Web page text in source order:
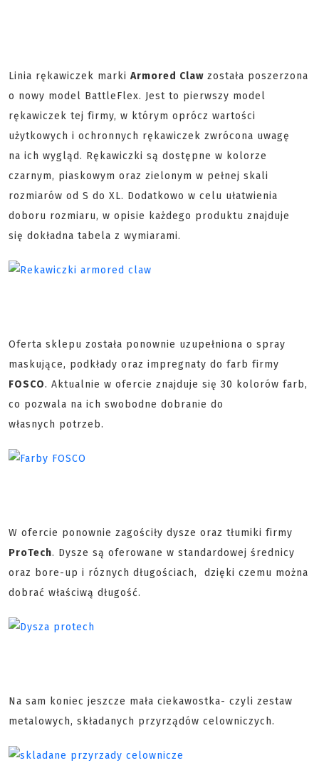
Linia rękawiczek marki Armored Claw została poszerzona
o nowy model BattleFlex. Jest to pierwszy model
rękawiczek tej firmy, w którym oprócz wartości
użytkowych i ochronnych rękawiczek zwrócona uwagę
na ich wygląd. Rękawiczki są dostępne w kolorze
czarnym, piaskowym oraz zielonym w pełnej skali
rozmiarów od S do XL. Dodatkowo w celu ułatwienia
doboru rozmiaru, w opisie każdego produktu znajduje
się dokładna tabela z wymiarami.
Oferta sklepu została ponownie uzupełniona o spray
maskujące, podkłady oraz impregnaty do farb firmy
FOSCO. Aktualnie w ofercie znajduje się 30 kolorów farb,
co pozwala na ich swobodne dobranie do
własnych potrzeb.
W ofercie ponownie zagościły dysze oraz tłumiki firmy
ProTech. Dysze są oferowane w standardowej średnicy
oraz bore-up i róznych długościach, dzięki czemu można
dobrać właściwą długość.
Na sam koniec jeszcze mała ciekawostka- czyli zestaw
metalowych, składanych przyrządów celowniczych.